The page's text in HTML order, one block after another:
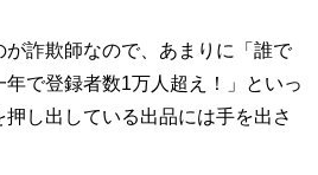
詐欺師なので、あまりに「誰で
年で登録者数1万人超え！」といっ
し出している出品には手を出さ